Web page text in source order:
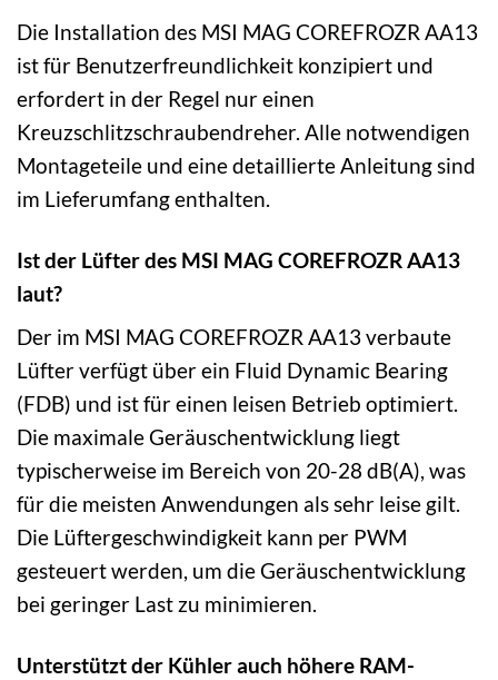
Die Installation des MSI MAG COREFROZR AA13
ist für Benutzerfreundlichkeit konzipiert und
erfordert in der Regel nur einen
Kreuzschlitzschraubendreher. Alle notwendigen
Montageteile und eine detaillierte Anleitung sind
im Lieferumfang enthalten.
Ist der Lüfter des MSI MAG COREFROZR AA13
laut?
Der im MSI MAG COREFROZR AA13 verbaute
Lüfter verfügt über ein Fluid Dynamic Bearing
(FDB) und ist für einen leisen Betrieb optimiert.
Die maximale Geräuschentwicklung liegt
typischerweise im Bereich von 20-28 dB(A), was
für die meisten Anwendungen als sehr leise gilt.
Die Lüftergeschwindigkeit kann per PWM
gesteuert werden, um die Geräuschentwicklung
bei geringer Last zu minimieren.
Unterstützt der Kühler auch höhere RAM-